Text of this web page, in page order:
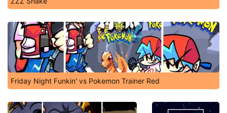
Friday Night Funkin' vs Pokemon Trainer Red